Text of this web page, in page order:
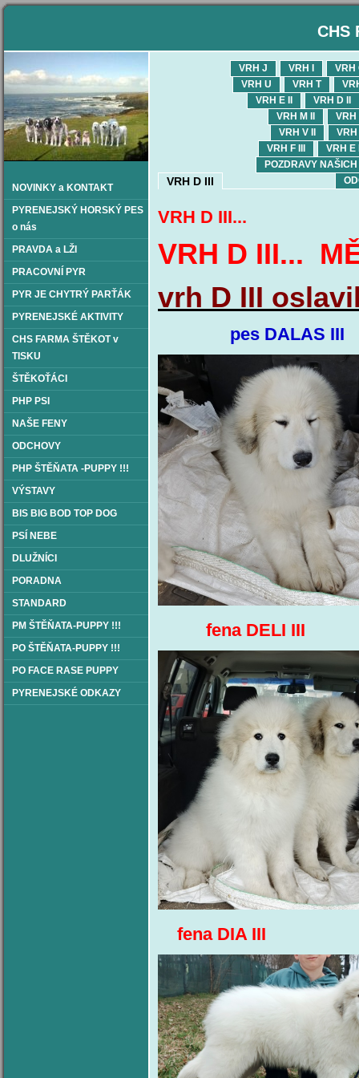
CHS
NOVINKY a KONTAKT
PYRENEJSKÝ HORSKÝ PES
o nás
PRAVDA a LŽI
PRACOVNÍ PYR
PYR JE CHYTRÝ PARŤÁK
PYRENEJSKÉ AKTIVITY
CHS FARMA ŠTĚKOT v
TISKU
ŠTĚKOŤÁCI
PHP PSI
NAŠE FENY
ODCHOVY
PHP ŠTĚŇATA -PUPPY !!!
VÝSTAVY
BIS BIG BOD TOP DOG
PSÍ NEBE
DLUŽNÍCI
PORADNA
STANDARD
PM ŠTĚŇATA-PUPPY !!!
PO ŠTĚŇATA-PUPPY !!!
PO FACE RASE PUPPY
PYRENEJSKÉ ODKAZY
VRH D III
VRH
VRH I
VRH J
VRH T
VRH U
VRH D II
VRH E II
VRH
VRH M II
VRH
VRH V II
VRH E
VRH F III
POZDRAVY
VRH D III...
VRH D III...
vrh D III
pes DALAS
fena DELI
fena DIA